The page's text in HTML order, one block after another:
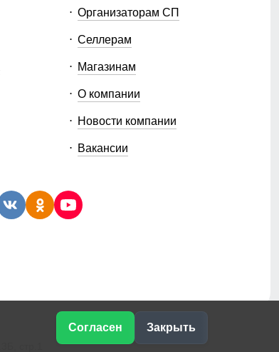
Согласен Закрыть
Организаторам СП
Селлерам
Магазинам
О компании
Новости компании
Вакансии